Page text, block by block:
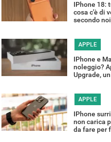
IPhone 18:
cosa c'è di
secondo
APPLE
IPhone e
noleggio?
Upgrade,
APPLE
IPhone
non carica
da fare per